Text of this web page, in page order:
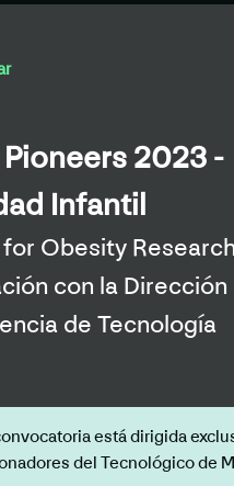
2023 -
Infantil
Obesity
con la Dirección
de Tecnología
está dirigida
del Tecnológico de